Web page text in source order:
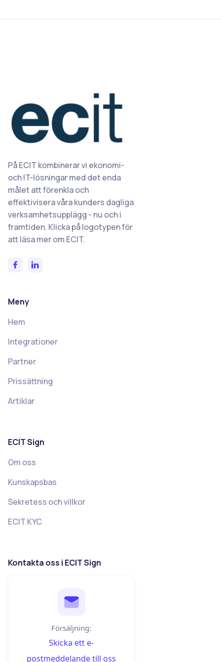
På ECIT kombinerar vi ekonomi-
och IT-lösningar med det enda
målet att förenkla och
effektivisera våra kunders dagliga
verksamhetsupplägg - nu och i
framtiden. Klicka på logotypen för
att läsa mer om ECIT.
Meny
Hem
Integrationer
Partner
Prissättning
Artiklar
ECIT Sign
Om oss
Kunskapsbas
Sekretess och villkor
ECIT KYC
Kontakta oss i ECIT Sign
Försäljning:
Skicka ett e-
postmeddelande till oss